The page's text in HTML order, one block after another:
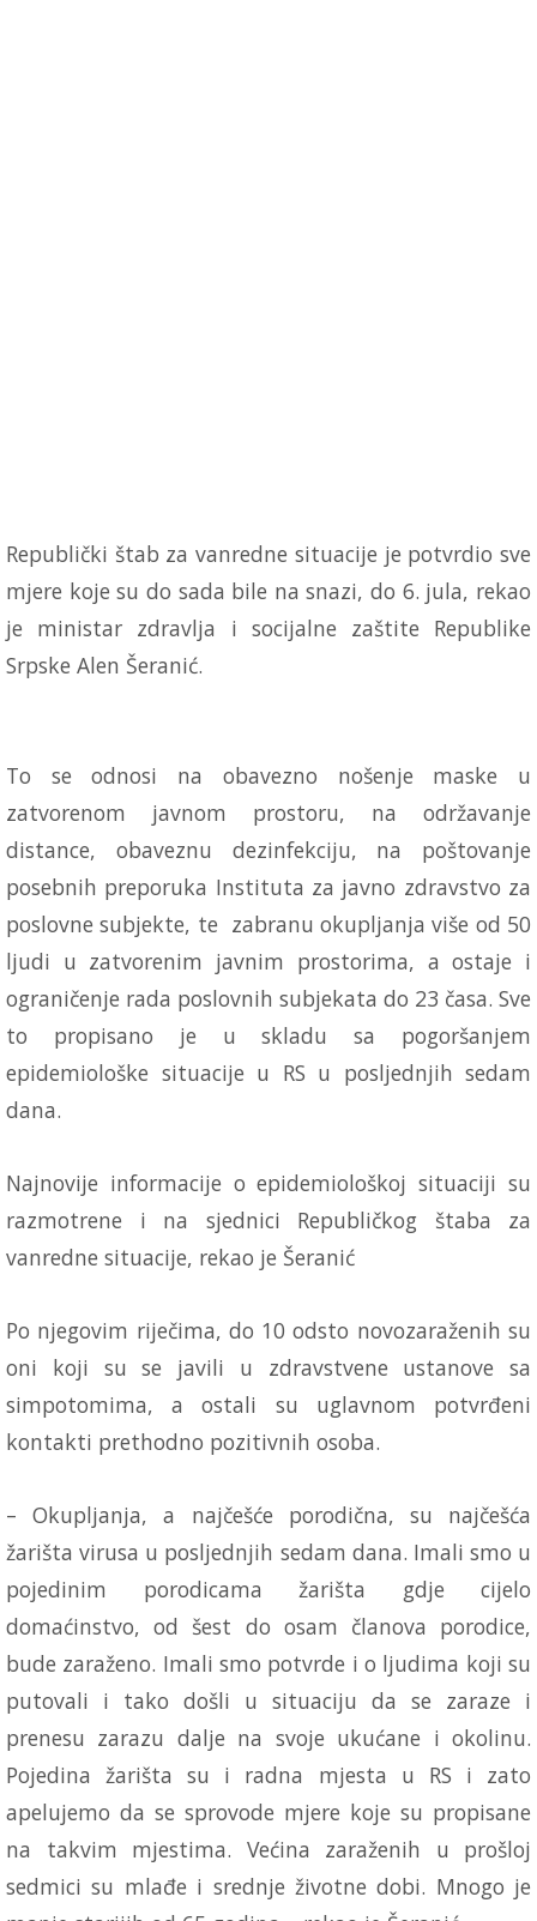
Republički štab za vanredne situacije je potvrdio sve
mjere koje su do sada bile na snazi, do 6. jula, rekao
je ministar zdravlja i socijalne zaštite Republike
Srpske Alen Šeranić.
To se odnosi na obavezno nošenje maske u
zatvorenom javnom prostoru, na održavanje
distance, obaveznu dezinfekciju, na poštovanje
posebnih preporuka Instituta za javno zdravstvo za
poslovne subjekte, te zabranu okupljanja više od 50
ljudi u zatvorenim javnim prostorima, a ostaje i
ograničenje rada poslovnih subjekata do 23 časa. Sve
to propisano je u skladu sa pogoršanjem
epidemiološke situacije u RS u posljednjih sedam
dana.
Najnovije informacije o epidemiološkoj situaciji su
razmotrene i na sjednici Republičkog štaba za
vanredne situacije, rekao je Šeranić
Po njegovim riječima, do 10 odsto novozaraženih su
oni koji su se javili u zdravstvene ustanove sa
simpotomima, a ostali su uglavnom potvrđeni
kontakti prethodno pozitivnih osoba.
– Okupljanja, a najčešće porodična, su najčešća
žarišta virusa u posljednjih sedam dana. Imali smo u
pojedinim porodicama žarišta gdje cijelo
domaćinstvo, od šest do osam članova porodice,
bude zaraženo. Imali smo potvrde i o ljudima koji su
putovali i tako došli u situaciju da se zaraze i
prenesu zarazu dalje na svoje ukućane i okolinu.
Pojedina žarišta su i radna mjesta u RS i zato
apelujemo da se sprovode mjere koje su propisane
na takvim mjestima. Većina zaraženih u prošloj
sedmici su mlađe i srednje životne dobi. Mnogo je